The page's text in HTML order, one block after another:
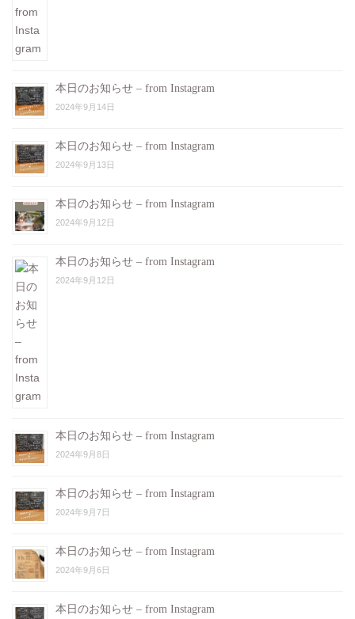
本日のお知らせ – from Instagram
2024年9月14日
本日のお知らせ – from Instagram
2024年9月13日
本日のお知らせ – from Instagram
2024年9月12日
本日のお知らせ – from Instagram
2024年9月12日
本日のお知らせ – from Instagram
2024年9月8日
本日のお知らせ – from Instagram
2024年9月7日
本日のお知らせ – from Instagram
2024年9月6日
本日のお知らせ – from Instagram